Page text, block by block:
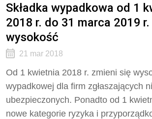
Składka wypadkowa od 1
2018 r. do 31 marca 2019
wysokość
21 mar 2018
Od 1 kwietnia 2018 r. zmieni się
wypadkowej dla firm zgłaszających
ubezpieczonych. Ponadto od 1
nowe kategorie ryzyka i